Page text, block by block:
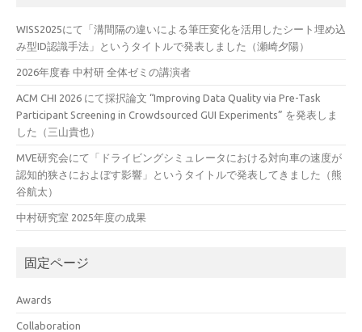
WISS2025にて「溝間隔の違いによる筆圧変化を活用したシート埋め込
み型ID認識手法」というタイトルで発表しました（瀬崎夕陽）
2026年度春 中村研 全体ゼミの講演者
ACM CHI 2026 にて採択論文 “Improving Data Quality via Pre-Task
Participant Screening in Crowdsourced GUI Experiments” を発表しま
した（三山貴也）
MVE研究会にて「ドライビングシミュレータにおける対向車の速度が
認知的狭さにおよぼす影響」というタイトルで発表してきました（熊
谷航太）
中村研究室 2025年度の成果
固定ページ
Awards
Collaboration